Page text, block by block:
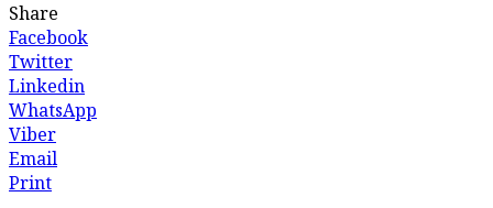
Share
Facebook
Twitter
Linkedin
WhatsApp
Viber
Email
Print